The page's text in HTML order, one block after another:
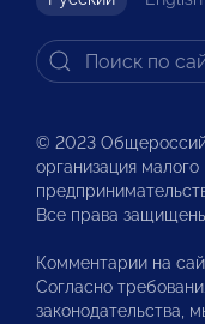
© 2023
организация малого
Все права
Комментарии на
Согласно
законодательства,